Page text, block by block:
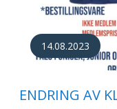
14.08.2023
ENDRING AV